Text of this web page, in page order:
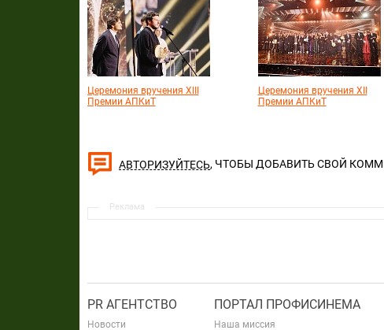
Церемония вручения XIII
Премии АПКиТ
Церемония вручения XII
Премии АПКиТ
АВТОРИЗУЙТЕСЬ, ЧТОБЫ ДОБАВИТЬ СВОЙ
Реклама
PR АГЕНТСТВО
Новости
ПОРТАЛ ПРОФИСИНЕМА
Наша миссия